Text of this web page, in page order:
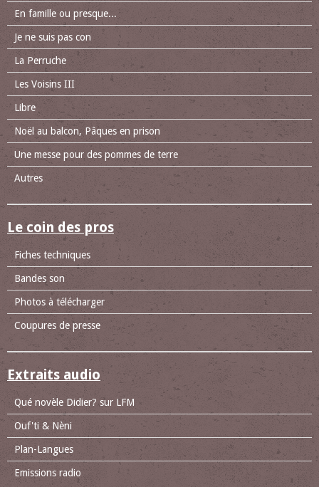
En famille ou presque...
Je ne suis pas con
La Perruche
Les Voisins III
Libre
Noël au balcon, Pâques en prison
Une messe pour des pommes de terre
Autres
Le coin des pros
Fiches techniques
Bandes son
Photos à télécharger
Coupures de presse
Extraits audio
Qué novèle Didier? sur LFM
Ouf'ti & Nèni
Plan-Langues
Emissions radio